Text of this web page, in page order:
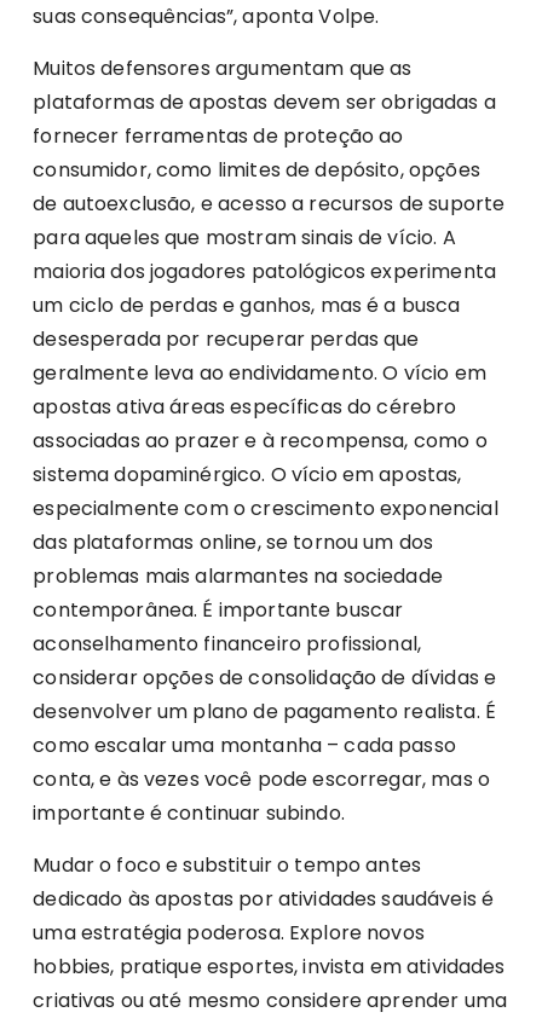
suas consequências”, aponta Volpe.
Muitos defensores argumentam que as
plataformas de apostas devem ser obrigadas a
fornecer ferramentas de proteção ao
consumidor, como limites de depósito, opções
de autoexclusão, e acesso a recursos de suporte
para aqueles que mostram sinais de vício. A
maioria dos jogadores patológicos experimenta
um ciclo de perdas e ganhos, mas é a busca
desesperada por recuperar perdas que
geralmente leva ao endividamento. O vício em
apostas ativa áreas específicas do cérebro
associadas ao prazer e à recompensa, como o
sistema dopaminérgico. O vício em apostas,
especialmente com o crescimento exponencial
das plataformas online, se tornou um dos
problemas mais alarmantes na sociedade
contemporânea. É importante buscar
aconselhamento financeiro profissional,
considerar opções de consolidação de dívidas e
desenvolver um plano de pagamento realista. É
como escalar uma montanha – cada passo
conta, e às vezes você pode escorregar, mas o
importante é continuar subindo.
Mudar o foco e substituir o tempo antes
dedicado às apostas por atividades saudáveis é
uma estratégia poderosa. Explore novos
hobbies, pratique esportes, invista em atividades
criativas ou até mesmo considere aprender uma